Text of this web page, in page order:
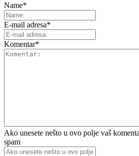
Name*
E-mail adresa*
Komentar*
Ako unesete nešto u ovo polje vaš
spam